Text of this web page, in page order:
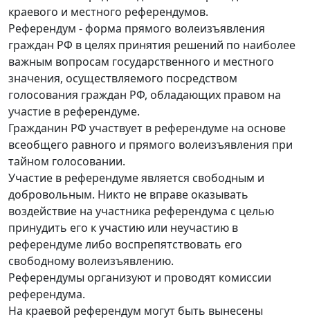
краевого и местного референдумов.
Референдум - форма прямого волеизъявления
граждан РФ в целях принятия решений по наиболее
важным вопросам государственного и местного
значения, осуществляемого посредством
голосования граждан РФ, обладающих правом на
участие в референдуме.
Гражданин РФ участвует в референдуме на основе
всеобщего равного и прямого волеизъявления при
тайном голосовании.
Участие в референдуме является свободным и
добровольным. Никто не вправе оказывать
воздействие на участника референдума с целью
принудить его к участию или неучастию в
референдуме либо воспрепятствовать его
свободному волеизъявлению.
Референдумы организуют и проводят комиссии
референдума.
На краевой референдум могут быть вынесены